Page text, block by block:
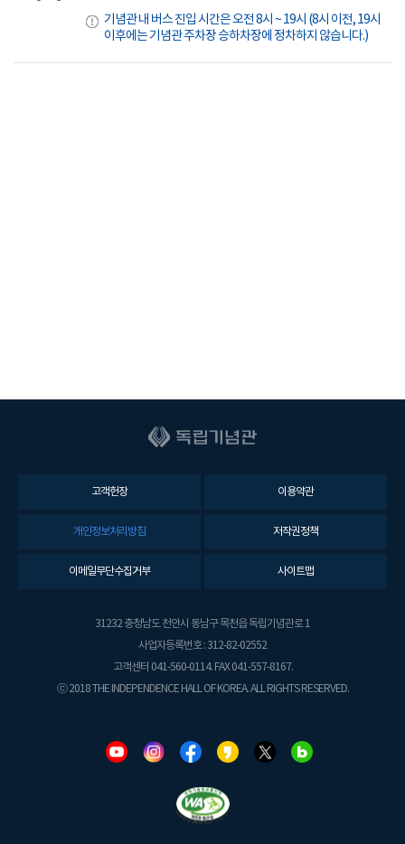
기념관 내 버스 진입 시간은 오전 8시 ~ 19시 (8시 이전, 19시
이후에는 기념관 주차장 승하차장에 정차하지 않습니다.)
고객헌장 이용약관
개인정보처리방침 저작권정책
이메일무단수집거부 사이트맵
31232 충청남도 천안시 동남구 목천읍 독립기념관로 1
사업자등록번호 : 312-82-02552
고객센터 041-560-0114. FAX 041-557-8167.
ⓒ 2018 THE INDEPENDENCE HALL OF KOREA. ALL RIGHTS RESERVED.